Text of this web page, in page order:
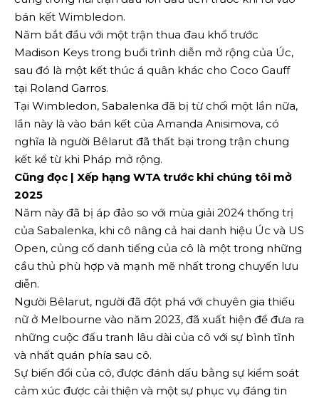
bán kết Wimbledon.
Năm bắt đầu với một trận thua đau khổ trước
Madison Keys trong buổi trình diễn mở rộng của Úc,
sau đó là một kết thúc á quân khác cho Coco Gauff
tại Roland Garros.
Tại Wimbledon, Sabalenka đã bị từ chối một lần nữa,
lần này là vào bán kết của Amanda Anisimova, có
nghĩa là người Bêlarut đã thất bại trong trận chung
kết kể từ khi Pháp mở rộng.
Cũng đọc | Xếp hạng WTA trước khi chúng tôi mở
2025
Năm này đã bị áp đảo so với mùa giải 2024 thống trị
của Sabalenka, khi cô nâng cả hai danh hiệu Úc và US
Open, củng cố danh tiếng của cô là một trong những
cầu thủ phù hợp và mạnh mẽ nhất trong chuyến lưu
diễn.
Người Bêlarut, người đã đột phá với chuyên gia thiếu
nữ ở Melbourne vào năm 2023, đã xuất hiện để đưa ra
những cuộc đấu tranh lâu dài của cô với sự bình tĩnh
và nhất quán phía sau cô.
Sự biến đổi của cô, được đánh dấu bằng sự kiểm soát
cảm xúc được cải thiện và một sự phục vụ đáng tin